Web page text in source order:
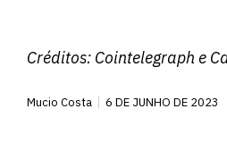
Créditos: Cointelegraph e
Mucio Costa 6 DE JUNHO DE 2023